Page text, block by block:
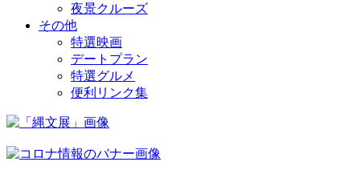
夜景クルーズ
その他
特選映画
デートプラン
特選グルメ
便利リンク集